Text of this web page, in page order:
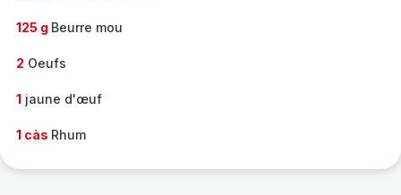
125 g Beurre mou
2 Oeufs
1 jaune d'œuf
1 càs Rhum